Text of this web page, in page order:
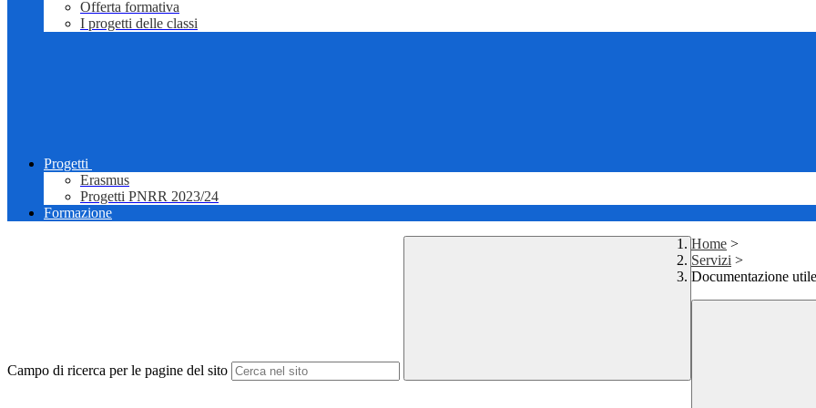
Offerta formativa
I progetti delle classi
Progetti
Erasmus
Progetti PNRR 2023/24
Formazione
Campo di ricerca per le pagine del sito
Home >
Servizi >
Documentazione utile